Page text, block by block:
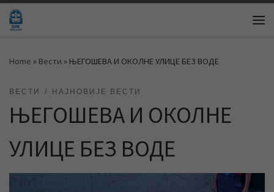
Skip to content
Home » Вести » ЊЕГОШЕВА И ОКОЛНЕ УЛИЦЕ БЕЗ ВОДЕ
ВЕСТИ НАЈНОВИЈЕ ВЕСТИ
ЊЕГОШЕВА И ОКОЛНЕ
УЛИЦЕ БЕЗ ВОДЕ